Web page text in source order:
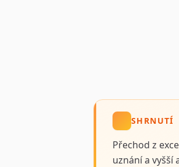
SHRNUTÍ
Přechod z
uznání a